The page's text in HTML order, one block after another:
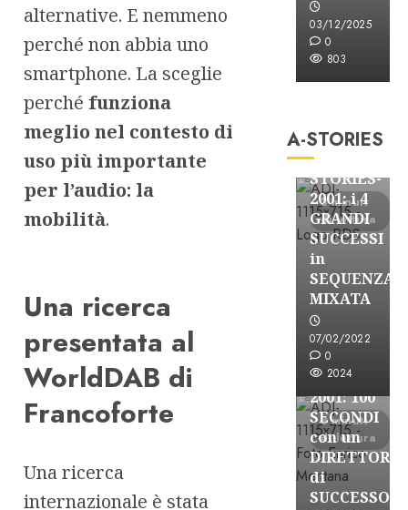
alternative. E nemmeno
perché non abbia uno
smartphone. La sceglie
perché funziona
meglio nel contesto di
uso più importante
per l’audio: la
mobilità.
Una ricerca
presentata al
WorldDAB di
Francoforte
Una ricerca
internazionale è stata
03/12/2025
0
803
A-STORIES
3 minuti
di lettura
FREE
A-
STORIES-
2001: i 4
GRANDI
SUCCESSI
in
SEQUENZA
MIXATA
07/02/2022
0
2024
3 minuti
di lettura
A-Stories
FREE
A-
STORIES-
2001: 100
SECONDI
con un
DIRETTORE
di
SUCCESSO